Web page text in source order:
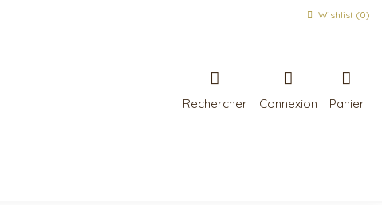
Wishlist (0)
Rechercher Connexion Panier